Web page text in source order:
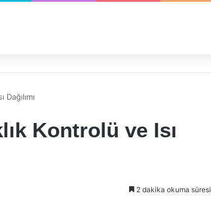
Kontrolü ve Isı
2 dakika okuma süresi